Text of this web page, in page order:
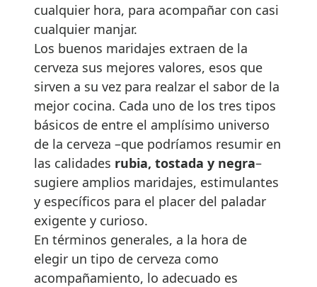
cualquier hora, para acompañar con casi
cualquier manjar.
Los buenos maridajes extraen de la
cerveza sus mejores valores, esos que
sirven a su vez para realzar el sabor de la
mejor cocina. Cada uno de los tres tipos
básicos de entre el amplísimo universo
de la cerveza –que podríamos resumir en
las calidades rubia, tostada y negra–
sugiere amplios maridajes, estimulantes
y específicos para el placer del paladar
exigente y curioso.
En términos generales, a la hora de
elegir un tipo de cerveza como
acompañamiento, lo adecuado es